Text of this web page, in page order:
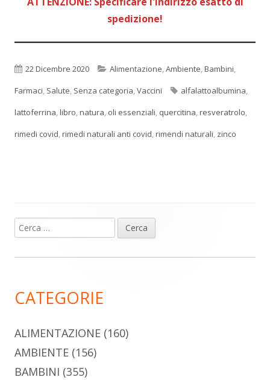
spedizione!
Pubblicato
22 Dicembre 2020 Categorie
Alimentazione,Ambiente,Bambini,
Farmaci, Salute, Senza categoria,Vaccini Tag
alfalattoalbumina,
lattoferrina,libro,natura, oli essenziali, quercitina,resveratrolo,
rimedi covid,rimedi naturali anti covid,rimendi naturali, zinco
Barra
laterale
Ricerca
per:
CATEGORIE
ALIMENTAZIONE (160)
AMBIENTE (156)
BAMBINI (355)